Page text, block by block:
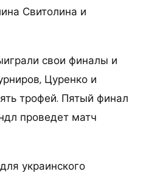
Свитолина и
свои финалы и
Цуренко и
трофей. Пятый финал
проведет матч
украинского